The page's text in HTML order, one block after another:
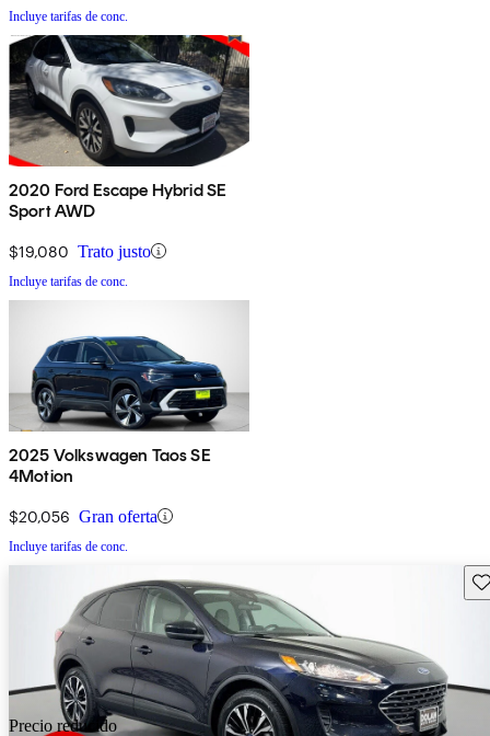
Incluye tarifas de conc.
2020 Ford Escape Hybrid SE
Sport AWD
$19,080 Trato justo
Incluye tarifas de conc.
2025 Volkswagen Taos SE
4Motion
$20,056 Gran oferta
Incluye tarifas de conc.
Precio reducido